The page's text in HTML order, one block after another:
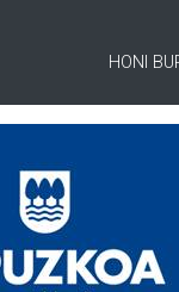
HONI